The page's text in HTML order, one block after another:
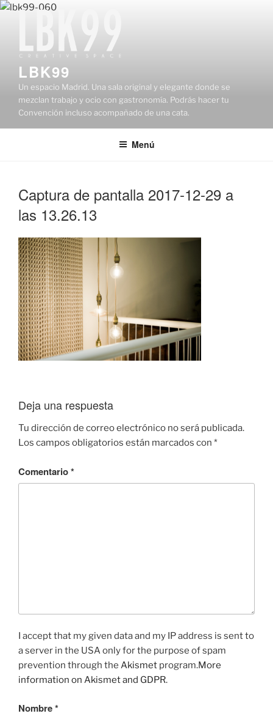
Saltar
LBK99
Un espacio Madrid. Una sala original y elegante donde se
mezclan trabajo y ocio con gastronomía. Podrás hacer tu
Convención incluso acompañado de una cata.
Menú
Captura de pantalla 2017-12-29 a
las 13.26.13
Deja una respuesta
Tu dirección de correo electrónico no será publicada.
Los campos obligatorios están marcados con *
Comentario*
I accept that my given data and my IP address is sent to
a server in the USA only for the purpose of spam
prevention through the Akismet program.More
information on Akismet and GDPR.
Nombre*